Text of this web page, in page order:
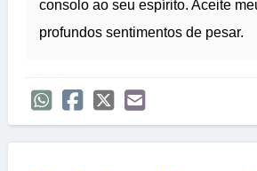
consolo ao seu espírito. Aceite
profundos sentimentos de pesar.